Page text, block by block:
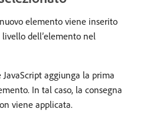
elemento viene inserito
dell’elemento nel
aggiunga la prima
In tal caso, la consegna
viene applicata.